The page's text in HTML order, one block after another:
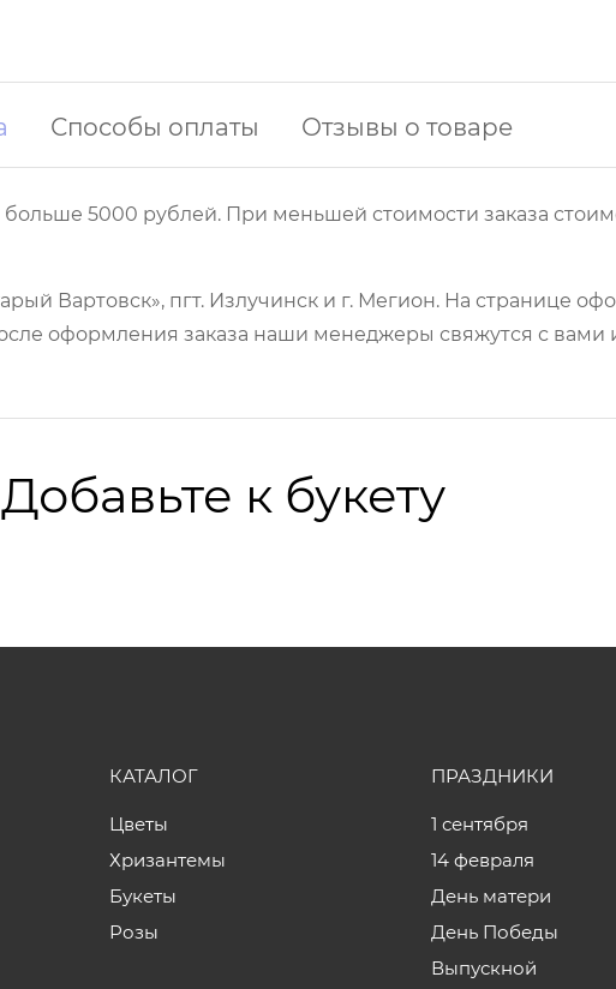
Способы оплаты Отзывы о товаре
5000 рублей. При меньшей стоимости заказа
Вартовск», пгт. Излучинск и г. Мегион. На странице
оформления заказа наши менеджеры свяжутся с вами
Добавьте к букету
КАТАЛОГ
Цветы
Хризантемы
Букеты
Розы
ПРАЗДНИКИ
1 сентября
14 февраля
День матери
День Победы
Выпускной